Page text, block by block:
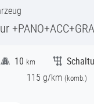
10 km
115 g/km (komb.)